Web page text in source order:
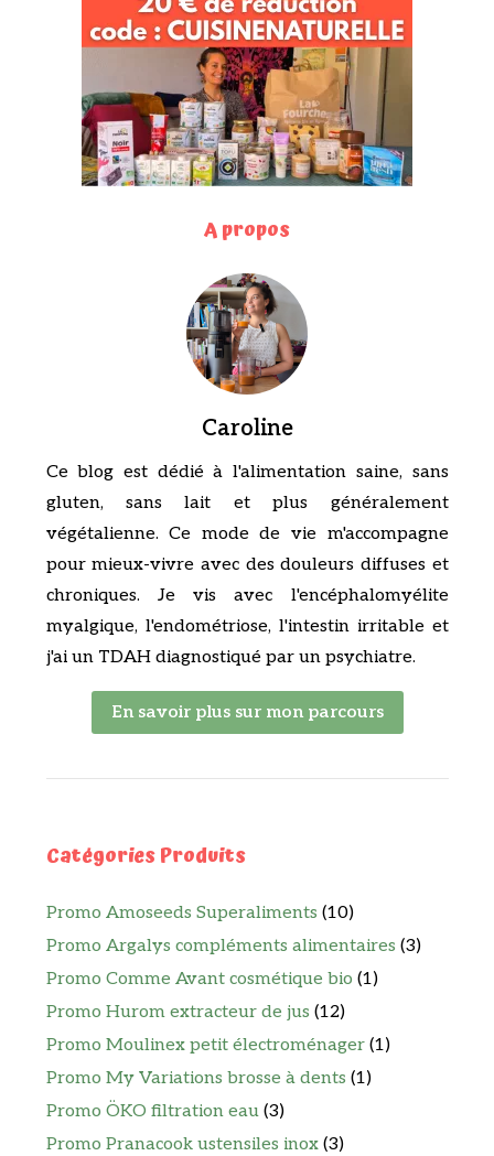
A propos
Caroline
Ce blog est dédié à l'alimentation saine, sans
gluten, sans lait et plus généralement
végétalienne. Ce mode de vie m'accompagne
pour mieux-vivre avec des douleurs diffuses et
chroniques. Je vis avec l'encéphalomyélite
myalgique, l'endométriose, l'intestin irritable et
j'ai un TDAH diagnostiqué par un psychiatre.
En savoir plus sur mon parcours
Catégories Produits
Promo Amoseeds Superaliments (10)
Promo Argalys compléments alimentaires (3)
Promo Comme Avant cosmétique bio (1)
Promo Hurom extracteur de jus (12)
Promo Moulinex petit électroménager (1)
Promo My Variations brosse à dents (1)
Promo ÖKO filtration eau (3)
Promo Pranacook ustensiles inox (3)